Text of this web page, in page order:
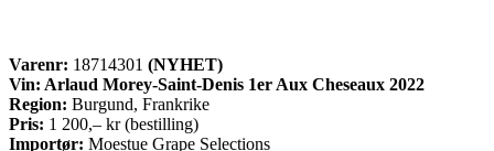
Varenr: 18714301 (NYHET)
Vin: Arlaud Morey-Saint-Denis 1er Aux Cheseaux 2022
Region: Burgund, Frankrike
Pris: 1 200,– kr (bestilling)
Importør: Moestue Grape Selections